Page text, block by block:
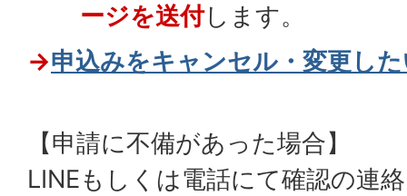
ージを送付します。
→申込みをキャンセル・変更し
【申請に不備があった場合】
LINEもしくは電話にて確認の連